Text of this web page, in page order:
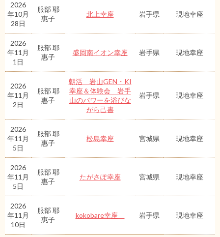
2026
年10月
28日
服部 耶
惠子
北上幸座 岩手県 現地幸座
2026
年11月
1日
服部 耶
惠子
盛岡南イオン幸座 岩手県 現地幸座
2026
年11月
2日
服部 耶
惠子
朝活 岩山GEN・KI
幸座＆体験会 岩手
山のパワーを浴びな
がら己書
岩手県 現地幸座
2026
年11月
5日
服部 耶
惠子
松島幸座 宮城県 現地幸座
2026
年11月
5日
服部 耶
惠子
たがさぽ幸座 宮城県 現地幸座
2026
年11月
10日
服部 耶
惠子
kokobare幸座 岩手県 現地幸座